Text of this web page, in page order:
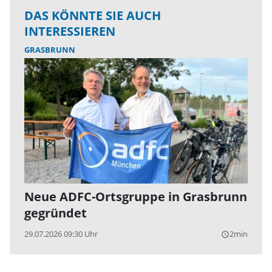
DAS KÖNNTE SIE AUCH
INTERESSIEREN
GRASBRUNN
Neue ADFC-Ortsgruppe in Grasbrunn
gegründet
29.07.2026 09:30 Uhr query_builder2min